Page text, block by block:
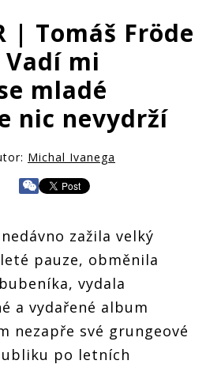
| Tomáš Fröde
mi
mladé
nic nevydrží
Michal Ivanega
nedávno zažila velký
pauze, obměnila
vydala
a vydařené album
nezapře své grungeové
po letních